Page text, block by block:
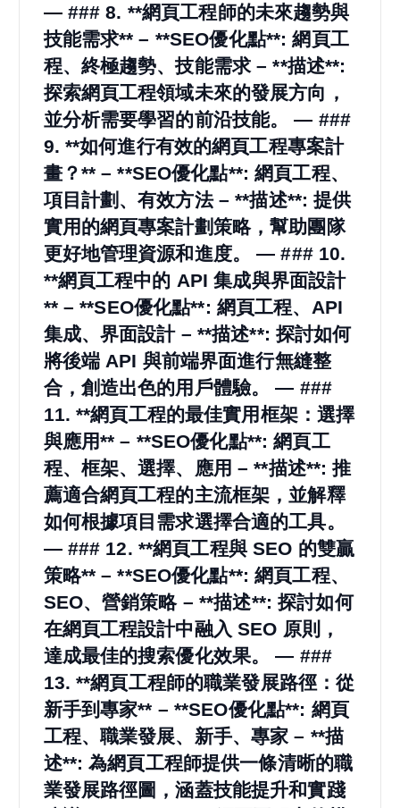
— ### 8. **網頁工程師的未來趨勢與
技能需求** – **SEO優化點**: 網頁工
程、終極趨勢、技能需求 – **描述**:
探索網頁工程領域未來的發展方向，
並分析需要學習的前沿技能。 — ###
9. **如何進行有效的網頁工程專案計
畫？** – **SEO優化點**: 網頁工程、
項目計劃、有效方法 – **描述**: 提供
實用的網頁專案計劃策略，幫助團隊
更好地管理資源和進度。 — ### 10.
**網頁工程中的 API 集成與界面設計
** – **SEO優化點**: 網頁工程、API
集成、界面設計 – **描述**: 探討如何
將後端 API 與前端界面進行無縫整
合，創造出色的用戶體驗。 — ###
11. **網頁工程的最佳實用框架：選擇
與應用** – **SEO優化點**: 網頁工
程、框架、選擇、應用 – **描述**: 推
薦適合網頁工程的主流框架，並解釋
如何根據項目需求選擇合適的工具。
— ### 12. **網頁工程與 SEO 的雙贏
策略** – **SEO優化點**: 網頁工程、
SEO、營銷策略 – **描述**: 探討如何
在網頁工程設計中融入 SEO 原則，
達成最佳的搜索優化效果。 — ###
13. **網頁工程師的職業發展路徑：從
新手到專家** – **SEO優化點**: 網頁
工程、職業發展、新手、專家 – **描
述**: 為網頁工程師提供一條清晰的職
業發展路徑圖，涵蓋技能提升和實踐